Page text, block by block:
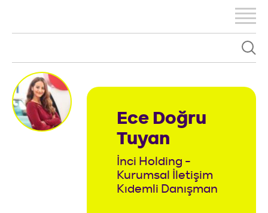
Ece Doğru
Tuyan
İnci Holding -
Kurumsal İletişim
Kıdemli Danışman